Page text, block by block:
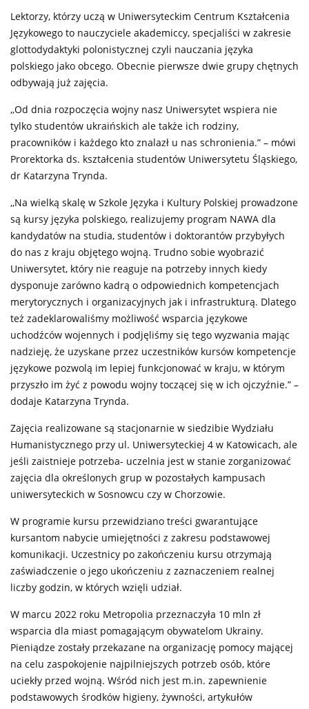
Lektorzy, którzy uczą w Uniwersyteckim Centrum Kształcenia
Językowego to nauczyciele akademiccy, specjaliści w zakresie
glottodydaktyki polonistycznej czyli nauczania języka
polskiego jako obcego. Obecnie pierwsze dwie grupy chętnych
odbywają już zajęcia.
,,Od dnia rozpoczęcia wojny nasz Uniwersytet wspiera nie
tylko studentów ukraińskich ale także ich rodziny,
pracowników i każdego kto znalazł u nas schronienia.” – mówi
Prorektorka ds. kształcenia studentów Uniwersytetu Śląskiego,
dr Katarzyna Trynda.
,,Na wielką skalę w Szkole Języka i Kultury Polskiej prowadzone
są kursy języka polskiego, realizujemy program NAWA dla
kandydatów na studia, studentów i doktorantów przybyłych
do nas z kraju objętego wojną. Trudno sobie wyobrazić
Uniwersytet, który nie reaguje na potrzeby innych kiedy
dysponuje zarówno kadrą o odpowiednich kompetencjach
merytorycznych i organizacyjnych jak i infrastrukturą. Dlatego
też zadeklarowaliśmy możliwość wsparcia językowe
uchodźców wojennych i podjęliśmy się tego wyzwania mając
nadzieję, że uzyskane przez uczestników kursów kompetencje
językowe pozwolą im lepiej funkcjonować w kraju, w którym
przyszło im żyć z powodu wojny toczącej się w ich ojczyźnie.” –
dodaje Katarzyna Trynda.
Zajęcia realizowane są stacjonarnie w siedzibie Wydziału
Humanistycznego przy ul. Uniwersyteckiej 4 w Katowicach, ale
jeśli zaistnieje potrzeba- uczelnia jest w stanie zorganizować
zajęcia dla określonych grup w pozostałych kampusach
uniwersyteckich w Sosnowcu czy w Chorzowie.
W programie kursu przewidziano treści gwarantujące
kursantom nabycie umiejętności z zakresu podstawowej
komunikacji. Uczestnicy po zakończeniu kursu otrzymają
zaświadczenie o jego ukończeniu z zaznaczeniem realnej
liczby godzin, w których wzięli udział.
W marcu 2022 roku Metropolia przeznaczyła 10 mln zł
wsparcia dla miast pomagającym obywatelom Ukrainy.
Pieniądze zostały przekazane na organizację pomocy mającej
na celu zaspokojenie najpilniejszych potrzeb osób, które
uciekły przed wojną. Wśród nich jest m.in. zapewnienie
podstawowych środków higieny, żywności, artykułów